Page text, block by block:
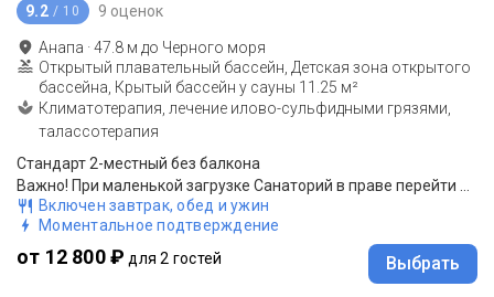
9.2 / 10 9 оценок
Анапа ·47.8 м до Черного моря
Открытый плавательный бассейн, Детская зона открытого
бассейна, Крытый бассейн у сауны 11.25 м²
Климатотерапия, лечение илово-сульфидными грязями,
талассотерапия
Стандарт 2-местный без балкона
Важно! При маленькой загрузке Санаторий в праве перейти на 3-х разовое КОМПЛЕКСНОЕ питание. Путевка без лечения.
Включен завтрак, обед и ужин
Моментальное подтверждение
от 12 800 ₽ для 2 гостей Выбрать